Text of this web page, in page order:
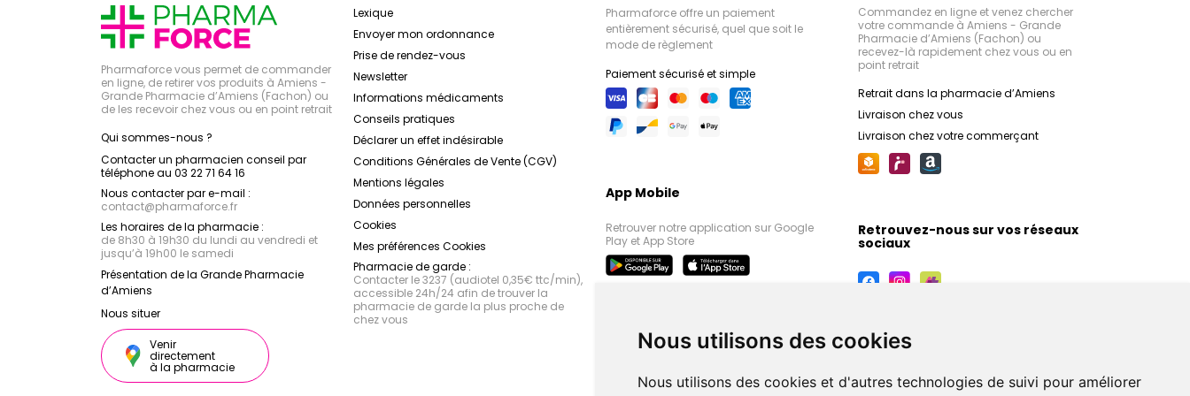
Nous utilisons des cookies
Nous utilisons des cookies et d'autres technologies de suivi pour améliorer
Pharmaforce vous permet de commander
en ligne, de retirer vos produits à Amiens -
Grande Pharmacie d’Amiens (Fachon) ou
de les recevoir chez vous ou en point retrait
Qui sommes-nous ?
Contacter un pharmacien conseil par
téléphone au 03 22 71 64 16
Nous contacter par e-mail :
contact@pharmaforce.fr
Les horaires de la pharmacie :
de 8h30 à 19h30 du lundi au vendredi et
jusqu’à 19h00 le samedi
Présentation de la Grande Pharmacie
d’Amiens
Nous situer
Venir
directement
à la pharmacie
Lexique
Envoyer mon ordonnance
Prise de rendez-vous
Newsletter
Informations médicaments
Conseils pratiques
Déclarer un effet indésirable
Conditions Générales de Vente (CGV)
Mentions légales
Données personnelles
Cookies
Mes préférences Cookies
Pharmacie de garde :
Contacter le 3237 (audiotel 0,35€ ttc/min),
accessible 24h/24 afin de trouver la
pharmacie de garde la plus proche de
chez vous
Pharmaforce offre un paiement
entièrement sécurisé, quel que soit le
mode de règlement
Paiement sécurisé et simple
App Mobile
Retrouver notre application sur Google
Play et App Store
Commandez en ligne et venez chercher
votre commande à Amiens - Grande
Pharmacie d’Amiens (Fachon) ou
recevez-là rapidement chez vous ou en
point retrait
Retrait dans la pharmacie d’Amiens
Livraison chez vous
Livraison chez votre commerçant
Retrouvez-nous sur vos réseaux
sociaux